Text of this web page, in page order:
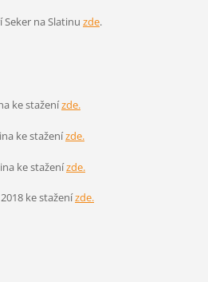
Seker na Slatinu zde.
ke staženízde.
ke staženízde.
ke staženízde.
ke staženízde.